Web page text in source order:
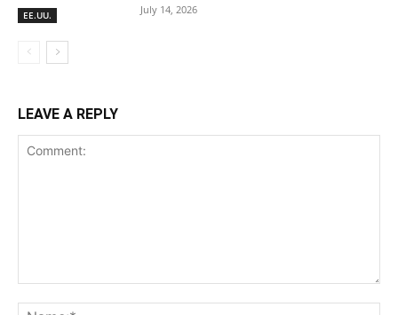
EE.UU. July 14, 2026
LEAVE A REPLY